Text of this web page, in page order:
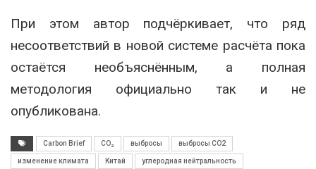
При этом автор подчёркивает, что ряд
несоответствий в новой системе расчёта пока
остаётся необъяснённым, а полная
методология официально так и не
опубликована.
Carbon Brief CO₂ выбросы выбросы CO2
изменение климата Китай углеродная нейтральность